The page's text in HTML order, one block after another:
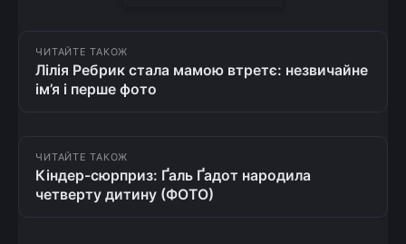
ЧИТАЙТЕ ТАКОЖ
Лілія Ребрик стала мамою втретє: незвичайне
ім’я і перше фото
ЧИТАЙТЕ ТАКОЖ
Кіндер-сюрприз: Ґаль Ґадот народила
четверту дитину (ФОТО)